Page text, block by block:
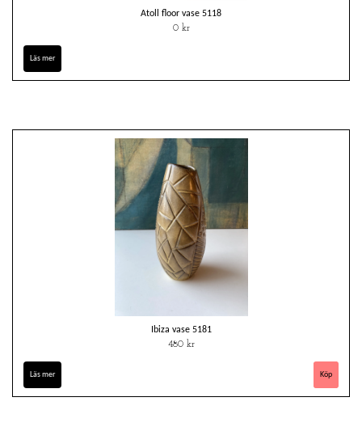
Atoll floor vase 5118
0 kr
Läs mer
Ibiza vase 5181
480 kr
Läs mer